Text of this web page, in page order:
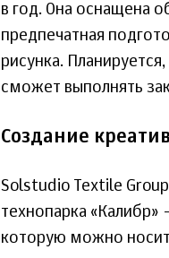
в год. Она оснащена
предпечатная
рисунка.
сможет выполнять
Создание
Solstudio Textile
технопарка
которую можно